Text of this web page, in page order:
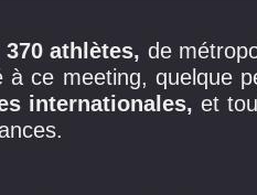
370 athlètes, de
à ce meeting, quelque
internationales,et